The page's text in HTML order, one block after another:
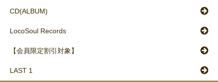
CD(ALBUM)
LocoSoul Records
【会員限定割引対象】
LAST 1